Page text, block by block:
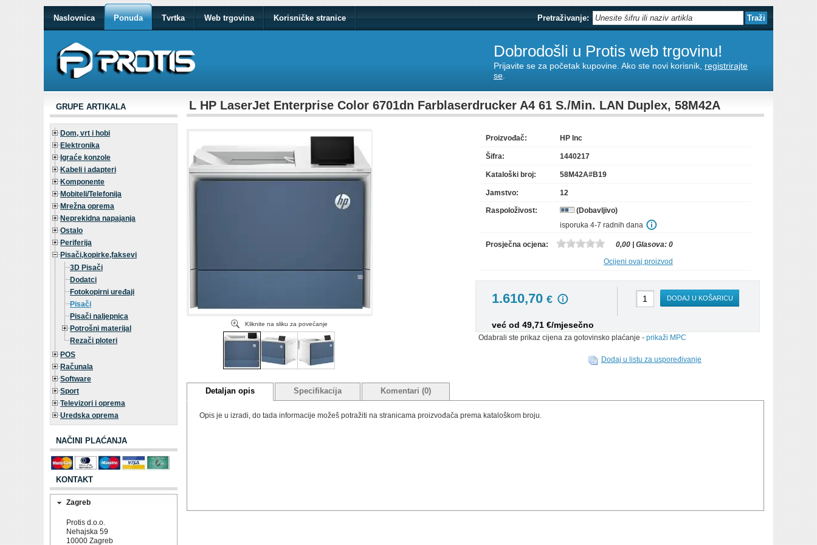
Naslovnica Ponuda Tvrtka Web trgovina Korisničke stranice Pretraživanje:
Dobrodošli u Protis web trgovinu!
Prijavite se za početak kupovine. Ako ste novi korisnik, registrirajte
se
GRUPE ARTIKALA
Dom, vrt i hobi
Elektronika
Igraće konzole
Kabeli i adapteri
Komponente
Mobiteli/Telefonija
Mrežna oprema
Neprekidna napajanja
Ostalo
Periferija
Pisači,kopirke,faksevi
3D Pisači
Dodatci
Fotokopirni uređaji
Pisači
Pisači naljepnica
Potrošni materijal
Rezači ploteri
POS
Računala
Software
Sport
Televizori i oprema
Uredska oprema
NAČINI PLAĆANJA
KONTAKT
Zagreb
Protis d.o.o.
Nehajska 59
10000 Zagreb
L HP LaserJet Enterprise Color 6701dn Farblaserdrucker A4 61 S./Min. LAN Duplex, 58M42A
Kliknite na sliku za povećanje
Proizvođač: HP Inc
Šifra: 1440217
Kataloški broj: 58M42A#B19
Jamstvo: 12
Raspoloživost:
(Dobavljivo)
isporuka 4-7 radnih dana
Prosječna ocjena: 0,00 | Glasova: 0
Ocijeni ovaj proizvod
1.610,70 €
već od 49,71 €/mjesečno
DODAJ U KOŠARICU
Odabrali ste prikaz cijena za gotovinsko plaćanje - prikaži MPC
Dodaj u listu za uspoređivanje
Detaljan opis Specifikacija Komentari (0)
Opis je u izradi, do tada informacije možeš potražiti na stranicama proizvođača prema kataloškom broju.